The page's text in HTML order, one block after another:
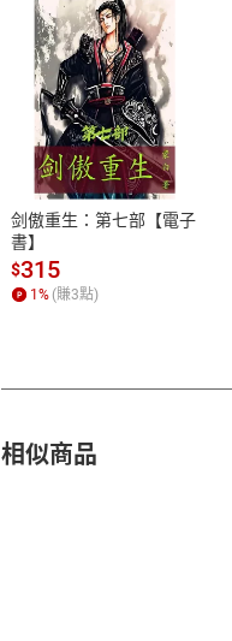
付款方式
ATM轉帳、信用卡、
剑傲重生：第七部【電子
書】
$315
1 % (賺3點)
相似商品